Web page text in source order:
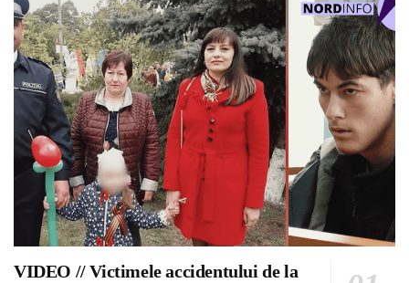
VIDEO // Victimele accidentului de la